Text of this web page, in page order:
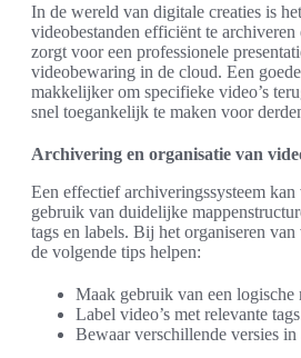
In de wereld van digitale creaties is
videobestanden efficiënt te
zorgt voor een professionele
videobewaring in de cloud. Een
makkelijker om specifieke video’s
snel toegankelijk te maken voor
Archivering en organisatie van
Een effectief archiveringssysteem kan
gebruik van duidelijke
tags en labels. Bij het organiseren
de volgende tips helpen:
Maak gebruik van een logische
Label video’s met relevante
Bewaar verschillende versies in